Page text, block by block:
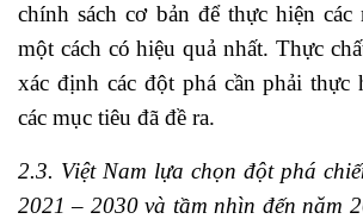
chính sách cơ bản để thực hiện
một cách có hiệu quả nhất. Thực
xác định các đột phá cần phải thực
các mục tiêu đã đề ra.
2.3. Việt Nam lựa chọn đột phá
2021 – 2030 và tầm nhìn đến năm